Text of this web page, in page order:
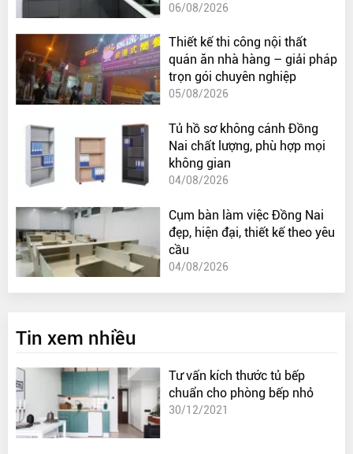
06/08/2026
Thiết kế thi công nội thất
quán ăn nhà hàng – giải pháp
trọn gói chuyên nghiệp
05/08/2026
Tủ hồ sơ không cánh Đồng
Nai chất lượng, phù hợp mọi
không gian
04/08/2026
Cụm bàn làm việc Đồng Nai
đẹp, hiện đại, thiết kế theo yêu
cầu
04/08/2026
Tin xem nhiều
Tư vấn kích thước tủ bếp
chuẩn cho phòng bếp nhỏ
30/12/2021